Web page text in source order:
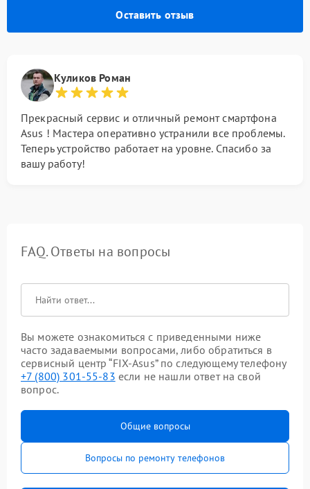
Оставить отзыв
Куликов Роман
Прекрасный сервис и отличный ремонт смартфона
Asus ! Мастера оперативно устранили все проблемы.
Теперь устройство работает на уровне. Спасибо за
вашу работу!
FAQ. Ответы на вопросы
Вы можете ознакомиться с приведенными ниже
часто задаваемыми вопросами, либо обратиться в
сервисный центр “FIX-Asus” по следующему телефону
+7 (800) 301-55-83 если не нашли ответ на свой
вопрос.
Общие вопросы
Вопросы по ремонту телефонов